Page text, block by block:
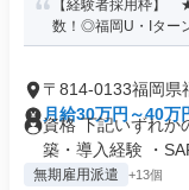
【経験者採用枠】
数！◎福岡U・Iター
〒814-0133福岡県
月給30万円～40万
資格 下記いずれか
築・導入経験 ・
無期雇用派遣 +13個